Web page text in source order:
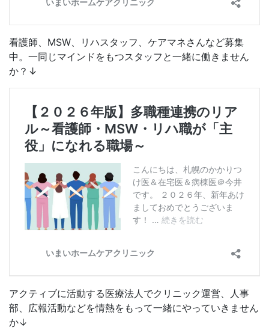
看護師、MSW、リハスタッフ、ケアマネさんなど募集
中。一同じマインドをもつスタッフと一緒に働きません
か？↓
アクティブに活動する医療法人でクリニック運営、人事
部、広報活動などを情熱をもって一緒にやっていきません
か↓